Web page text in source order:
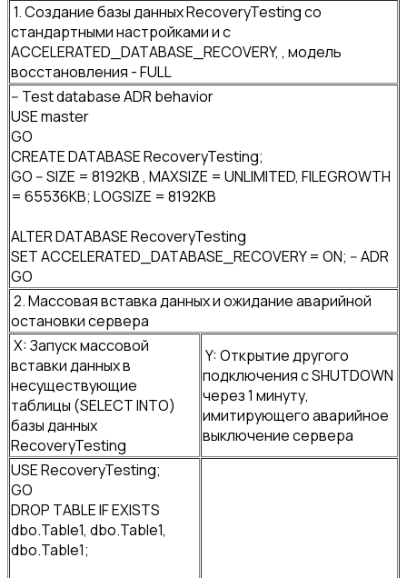
1. Создание базы данных RecoveryTesting со
стандартными настройками и с
ACCELERATED_DATABASE_RECOVERY, , модель
восстановления - FULL
-- Test database ADR behavior
USE master
GO
CREATE DATABASE RecoveryTesting;
GO -- SIZE = 8192KB , MAXSIZE = UNLIMITED, FILEGROWTH
= 65536KB; LOGSIZE = 8192KB
ALTER DATABASE RecoveryTesting
SET ACCELERATED_DATABASE_RECOVERY = ON; -- ADR
GO
2. Массовая вставка данных и ожидание аварийной
остановки сервера
X: Запуск массовой
вставки данных в
несуществующие
таблицы (SELECT INTO)
базы данных
RecoveryTesting
Y: Открытие другого
подключения с SHUTDOWN
через 1 минуту,
имитирующего аварийное
выключение сервера
USE RecoveryTesting;
GO
DROP TABLE IF EXISTS
dbo.Table1, dbo.Table1,
dbo.Table1;